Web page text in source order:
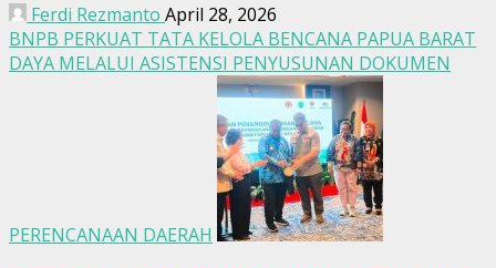
Ferdi Rezmanto April 28, 2026
BNPB PERKUAT TATA KELOLA BENCANA PAPUA BARAT
DAYA MELALUI ASISTENSI PENYUSUNAN DOKUMEN
PERENCANAAN DAERAH